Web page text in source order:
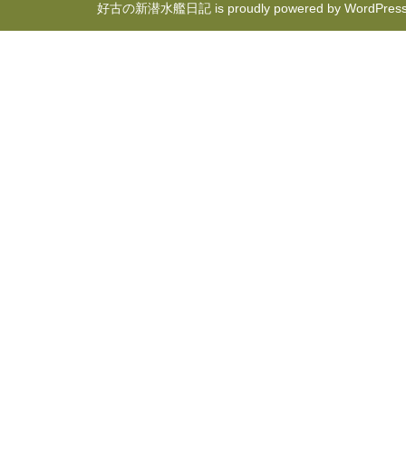
好古の新潜水艦日記 is proudly powered by